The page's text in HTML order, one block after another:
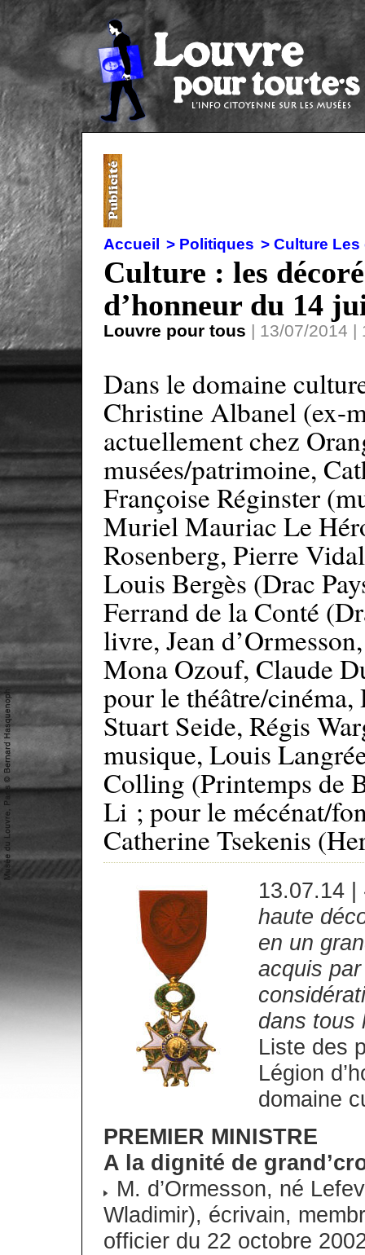
Accueil > Politiques > Culture
Culture : les
d’honneur du 14
Louvre pour tous | 13/07/2014 |
Dans le domaine
Christine Albanel (ex-
actuellement chez
musées/patrimoine,
Françoise Réginster
Muriel Mauriac Le
Rosenberg, Pierre
Louis Bergès (Drac
Ferrand de la Conté
livre, Jean
Mona Ozouf, Claude
pour le théâtre/
Stuart Seide, Régis
musique, Louis
Colling (Printemps de
Li ; pour le mécénat/
Catherine Tsekenis
13.07.14 |
haute
en un
acquis
dans tous
Liste des
Légion
domaine
PREMIER MINISTRE
A la dignité de
M. d’Ormesson, né
Wladimir), écrivain,
officier du 22 octobre